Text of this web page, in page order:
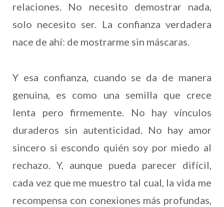
relaciones. No necesito demostrar nada,
solo necesito ser. La confianza verdadera
nace de ahí: de mostrarme sin máscaras.
Y esa confianza, cuando se da de manera
genuina, es como una semilla que crece
lenta pero firmemente. No hay vínculos
duraderos sin autenticidad. No hay amor
sincero si escondo quién soy por miedo al
rechazo. Y, aunque pueda parecer difícil,
cada vez que me muestro tal cual, la vida me
recompensa con conexiones más profundas,